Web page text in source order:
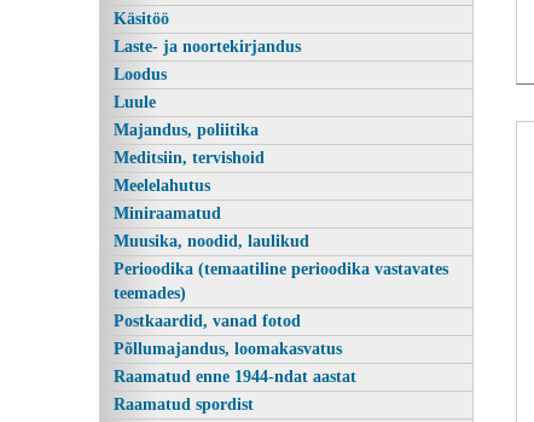
Käsitöö
Laste- ja noortekirjandus
Loodus
Luule
Majandus, poliitika
Meditsiin, tervishoid
Meelelahutus
Miniraamatud
Muusika, noodid, laulikud
Perioodika (temaatiline perioodika vastavates
teemades)
Postkaardid, vanad fotod
Põllumajandus, loomakasvatus
Raamatud enne 1944-ndat aastat
Raamatud spordist